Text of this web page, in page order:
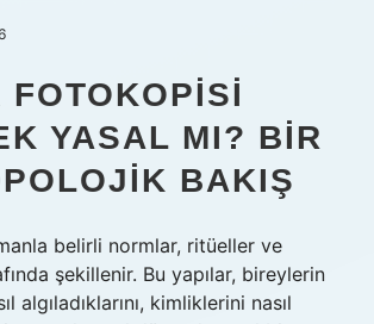
YASAL MI? BIR
BAKIŞ
belirli normlar, ritüeller ve
şekillenir. Bu yapılar, bireylerin
algıladıklarını, kimliklerini nasıl